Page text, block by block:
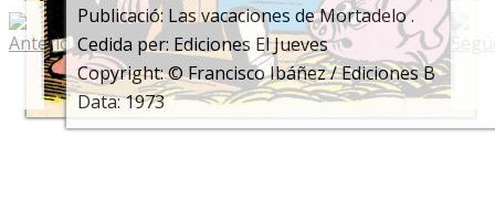
Publicació: Las vacaciones de Mortadelo .
Cedida per: Ediciones El Jueves
Copyright: © Francisco Ibáñez / Ediciones B
Data: 1973